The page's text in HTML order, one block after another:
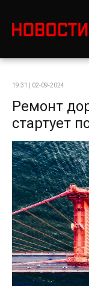
19:31 | 02-09-2024
Ремонт
стартует